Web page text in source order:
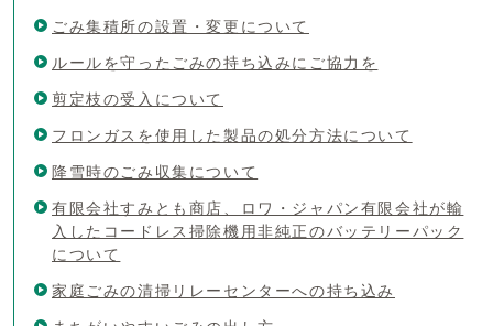
ごみ集積所の設置・変更について
ルールを守ったごみの持ち込みにご協力を
剪定枝の受入について
フロンガスを使用した製品の処分方法について
降雪時のごみ収集について
有限会社すみとも商店、ロワ・ジャパン有限会社が輸
入したコードレス掃除機用非純正のバッテリーパック
について
家庭ごみの清掃リレーセンターへの持ち込み